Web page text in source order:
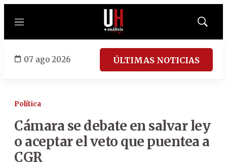
Menú
Mostrar
07 ago 2026 ÚLTIMAS NOTICIAS
Política
Cámara se debate en salvar ley
o aceptar el veto que puentea a
CGR